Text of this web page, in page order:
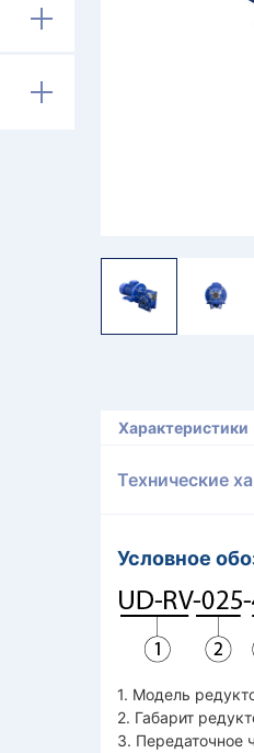
Характеристики
Технические
Условное
1. Модель
2. Габарит
3. Передаточное